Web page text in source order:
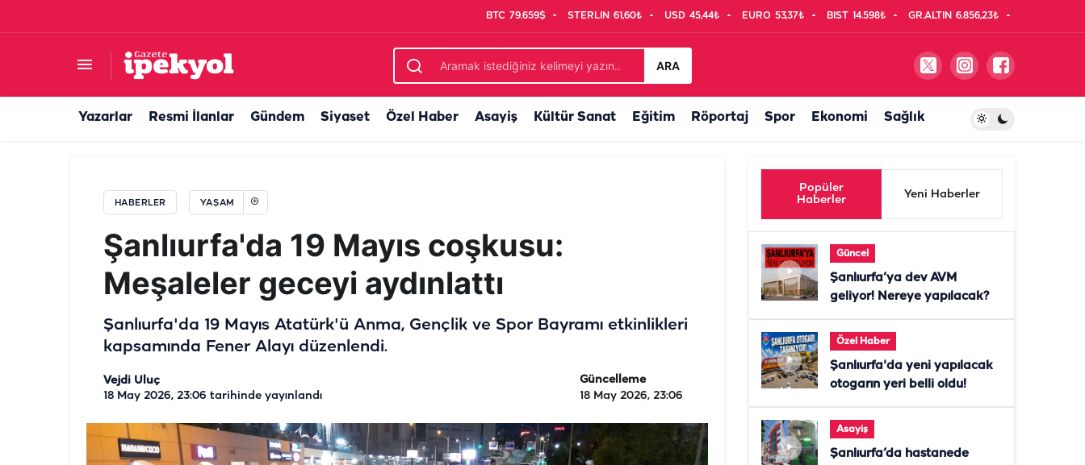
BTC 79.659$ STERLIN 61,60₺ USD 45,44₺ EURO 53,37₺ BIST 14.598₺ GR.ALTIN 6.856,23₺
ARA
Yazarlar Resmi İlanlar Gündem Siyaset Özel Haber Asayiş Kültür Sanat Eğitim Röportaj Spor Ekonomi Sağlık
HABERLER YAŞAM
Şanlıurfa'da 19 Mayıs coşkusu:
Meşaleler geceyi aydınlattı
Şanlıurfa'da 19 Mayıs Atatürk'ü Anma, Gençlik ve Spor Bayramı etkinlikleri
kapsamında Fener Alayı düzenlendi.
Vejdi Uluç
18 May 2026, 23:06 tarihinde yayınlandı
Güncelleme
18 May 2026, 23:06
Popüler
Haberler
Yeni Haberler
Güncel
Şanlıurfa’ya dev AVM
geliyor! Nereye yapılacak?
Özel Haber
Şanlıurfa'da yeni yapılacak
otogarın yeri belli oldu!
Asayiş
Şanlıurfa’da hastanede
Yargıtay'dan emsal karar: "Seninle evlendiğime pişmanım" demek boşanma sebebi...